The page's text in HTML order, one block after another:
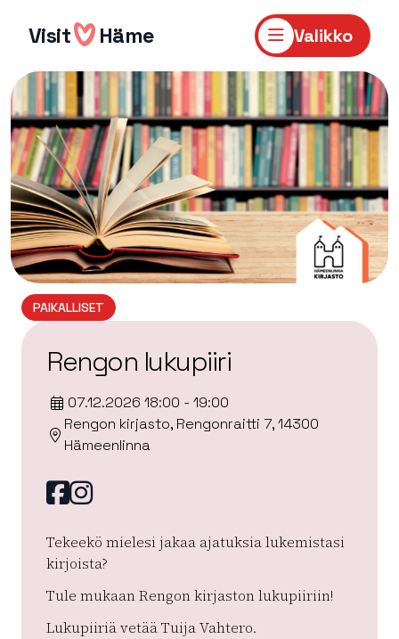
sisältöön
Visit Häme Valikko
PAIKALLISET
Rengon lukupiiri
07.12.2026 18:00 - 19:00
Rengon kirjasto, Rengonraitti 7, 14300
Hämeenlinna
Facebook
instagram
Tekeekö mielesi jakaa ajatuksia lukemistasi
kirjoista?
Tule mukaan Rengon kirjaston lukupiiriin!
Lukupiiriä vetää Tuija Vahtero.